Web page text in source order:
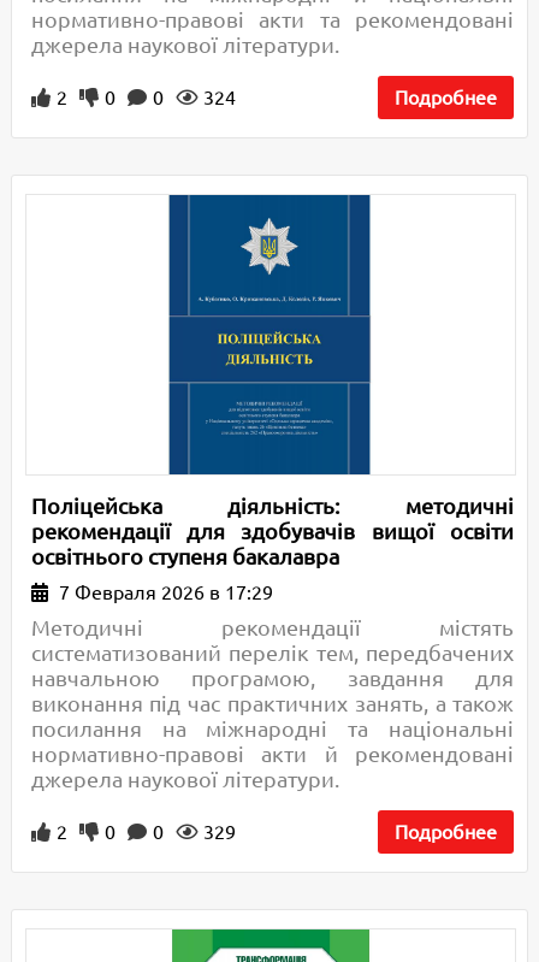
нормативно-правові акти та рекомендовані
джерела наукової літератури.
2 0 0 324 Подробнее
Поліцейська діяльність: методичні
рекомендації для здобувачів вищої освіти
освітнього ступеня бакалавра
7 Февраля 2026 в 17:29
Методичні рекомендації містять
систематизований перелік тем, передбачених
навчальною програмою, завдання для
виконання під час практичних занять, а також
посилання на міжнародні та національні
нормативно-правові акти й рекомендовані
джерела наукової літератури.
2 0 0 329 Подробнее